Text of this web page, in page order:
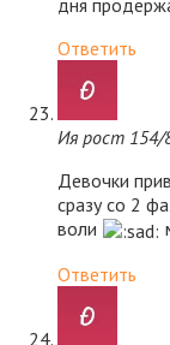
дня
Ответить
Ия рост 154/
Девочки
сразу со 2
воли
Ответить